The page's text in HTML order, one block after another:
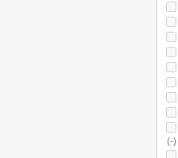
(-)